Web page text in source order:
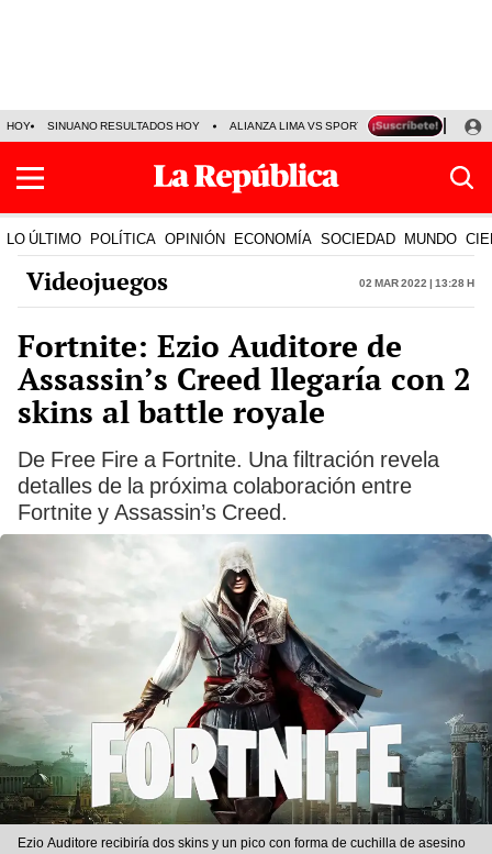
HOY SINUANO RESULTADOS HOY ALIANZA LIMA VS SPORT BOYS JORGE
LO ÚLTIMO POLÍTICA OPINIÓN ECONOMÍA SOCIEDAD MUNDO
Videojuegos 02 Mar 2022 | 13:28 h
Fortnite: Ezio Auditore de
Assassin’s Creed llegaría con 2
skins al battle royale
De Free Fire a Fortnite. Una filtración revela
detalles de la próxima colaboración entre
Fortnite y Assassin’s Creed.
Ezio Auditore recibiría dos skins y un pico con forma de cuchilla de asesino